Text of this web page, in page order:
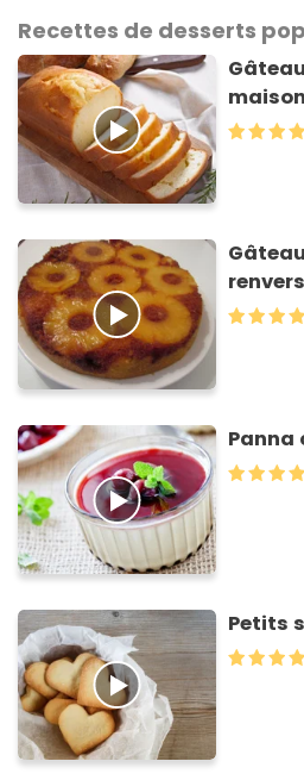
Recettes de desserts
maison
Petits